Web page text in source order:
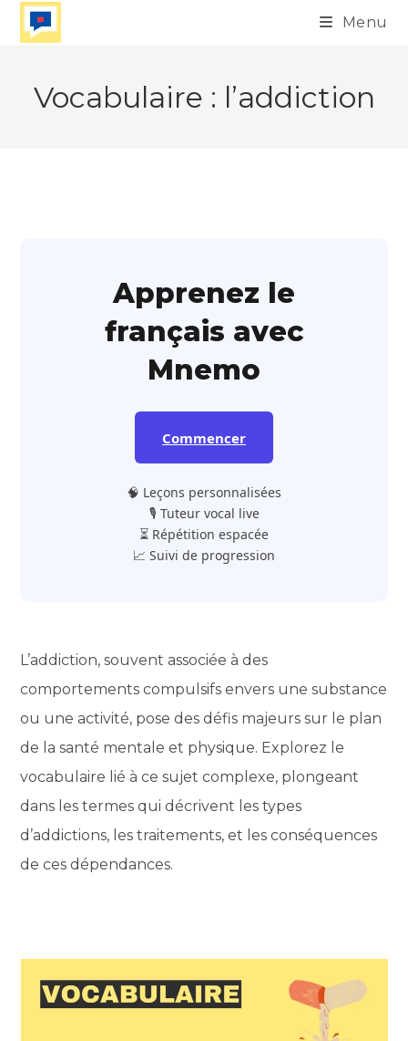
Skip
Menu
Vocabulaire : l’addiction
Apprenez le
français avec
Mnemo
Commencer
🧠 Leçons personnalisées
🎙️ Tuteur vocal live
⏳ Répétition espacée
📈 Suivi de progression
L’addiction, souvent associée à des
comportements compulsifs envers une substance
ou une activité, pose des défis majeurs sur le plan
de la santé mentale et physique. Explorez le
vocabulaire lié à ce sujet complexe, plongeant
dans les termes qui décrivent les types
d’addictions, les traitements, et les conséquences
de ces dépendances.